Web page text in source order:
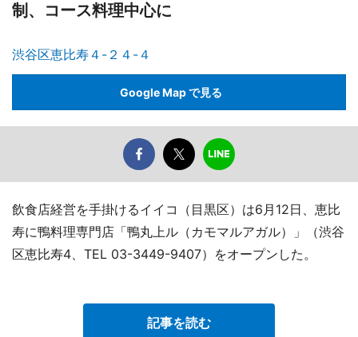
制、コース料理中心に
渋谷区恵比寿４-２４-４
Google Map で見る
飲食店経営を手掛けるイイコ（目黒区）は6月12日、恵比
寿に鴨料理専門店「鴨丸上ル（カモマルアガル）」（渋谷
区恵比寿4、TEL 03-3449-9407）をオープンした。
記事を読む